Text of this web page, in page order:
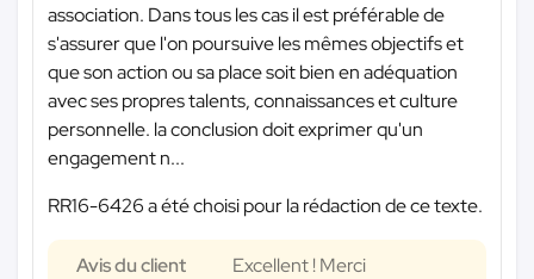
association. Dans tous les cas il est préférable de
s'assurer que l'on poursuive les mêmes objectifs et
que son action ou sa place soit bien en adéquation
avec ses propres talents, connaissances et culture
personnelle. la conclusion doit exprimer qu'un
engagement n...
RR16-6426 a été choisi pour la rédaction de ce texte.
Avis du client Excellent ! Merci